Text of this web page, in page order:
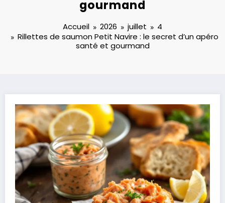
gourmand
Accueil 2026 juillet
4
Rillettes de saumon Petit Navire : le secret d’un apéro
santé et gourmand